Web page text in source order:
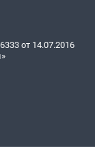
от 14.07.2016